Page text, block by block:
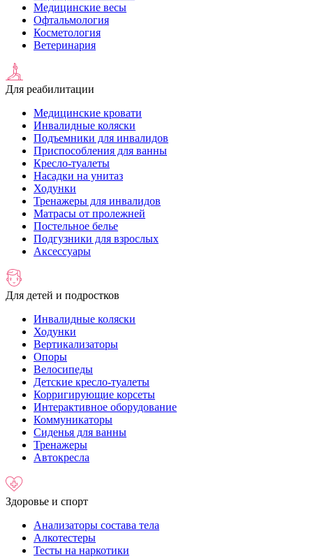
Медицинские весы
Офтальмология
Косметология
Ветеринария
Для реабилитации
Медицинские кровати
Инвалидные коляски
Подъемники для инвалидов
Приспособления для ванны
Кресло-туалеты
Насадки на унитаз
Ходунки
Тренажеры для инвалидов
Матрасы от пролежней
Постельное белье
Подгузники для взрослых
Аксессуары
Для детей и подростков
Инвалидные коляски
Ходунки
Вертикализаторы
Опоры
Велосипеды
Детские кресло-туалеты
Корригирующие корсеты
Интерактивное оборудование
Коммуникаторы
Сиденья для ванны
Тренажеры
Автокресла
Здоровье и спорт
Анализаторы состава тела
Алкотестеры
Тесты на наркотики